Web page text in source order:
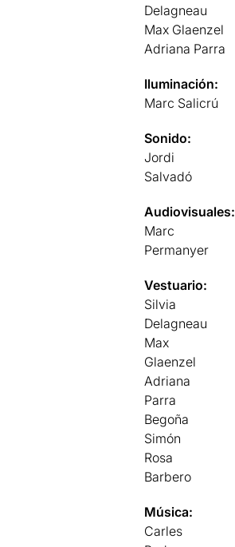
Delagneau
Max Glaenzel
Adriana Parra
Iluminación:
Marc Salicrú
Sonido:
Jordi
Salvadó
Audiovisuales:
Marc
Permanyer
Vestuario:
Silvia
Delagneau
Max
Glaenzel
Adriana
Parra
Begoña
Simón
Rosa
Barbero
Música:
Carles